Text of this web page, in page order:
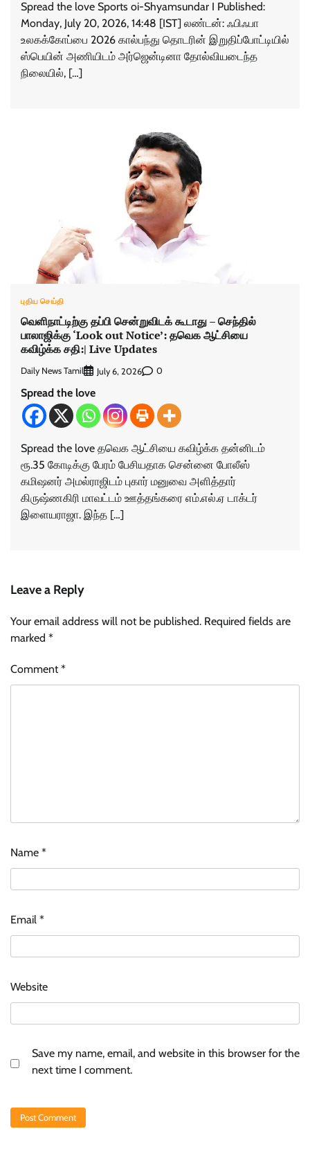
Spread the love Sports oi-Shyamsundar I Published:
Monday, July 20, 2026, 14:48 [IST] லண்டன்: ஃபிஃபா
உலகக்கோப்பை 2026 கால்பந்து தொடரின் இறுதிப்போட்டியில்
ஸ்பெயின் அணியிடம் அர்ஜென்டினா தோல்வியடைந்த
நிலையில், […]
புதிய செய்தி
வெளிநாட்டிற்கு தப்பி சென்றுவிடக் கூடாது – செந்தில்
பாலாஜிக்கு ‘Look out Notice’: தவெக ஆட்சியை
கவிழ்க்க சதி:| Live Updates
Daily News Tamil July 6, 2026 0
Spread the love
Spread the love தவெக ஆட்சியை கவிழ்க்க தன்னிடம்
ரூ.35 கோடிக்கு பேரம் பேசியதாக சென்னை போலீஸ்
கமிஷனர் அமல்ராஜிடம் புகார் மனுவை அளித்தார்
கிருஷ்ணகிரி மாவட்டம் ஊத்தங்கரை எம்.எல்.ஏ டாக்டர்
இளையராஜா. இந்த […]
Leave a Reply
Your email address will not be published. Required fields are
marked *
Comment*
Name *
Email *
Website
Save my name, email, and website in this browser for the
next time I comment.